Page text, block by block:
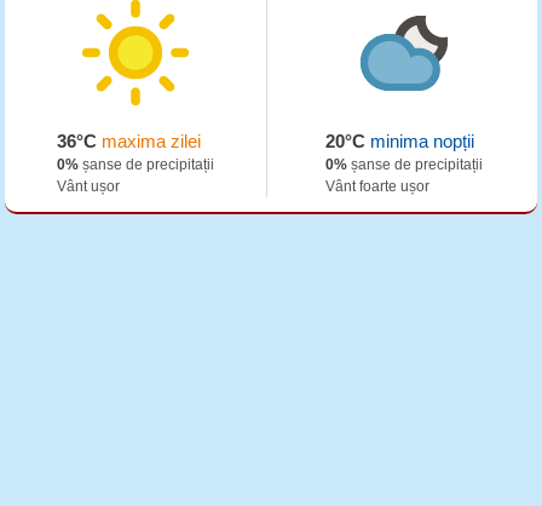
36°C maxima zilei
0% șanse de precipitații
Vânt ușor
20°Cminima nopții
0%șanse de precipitații
Vânt foarte ușor